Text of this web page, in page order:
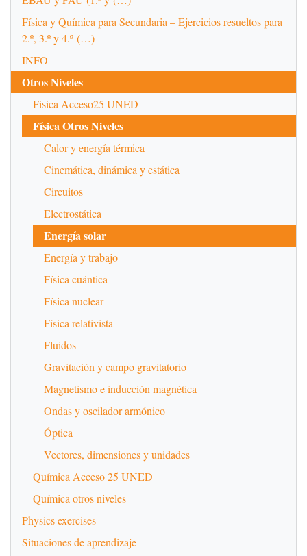
Física y Química para Secundaria – Ejercicios resueltos para
2.º, 3.º y 4.º (…)
INFO
Otros Niveles
Fisica Acceso25 UNED
Física Otros Niveles
Calor y energía térmica
Cinemática, dinámica y estática
Circuitos
Electrostática
Energía solar
Energía y trabajo
Física cuántica
Física nuclear
Física relativista
Fluidos
Gravitación y campo gravitatorio
Magnetismo e inducción magnética
Ondas y oscilador armónico
Óptica
Vectores, dimensiones y unidades
Química Acceso 25 UNED
Química otros niveles
Physics exercises
Situaciones de aprendizaje